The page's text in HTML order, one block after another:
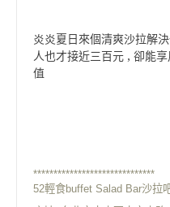
炎炎夏日來個清爽沙拉解
人也才接近三百元 , 卻能
值
******************************
52輕食buffet Salad Bar沙拉